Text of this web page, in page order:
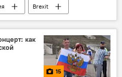
Brexit
как
15